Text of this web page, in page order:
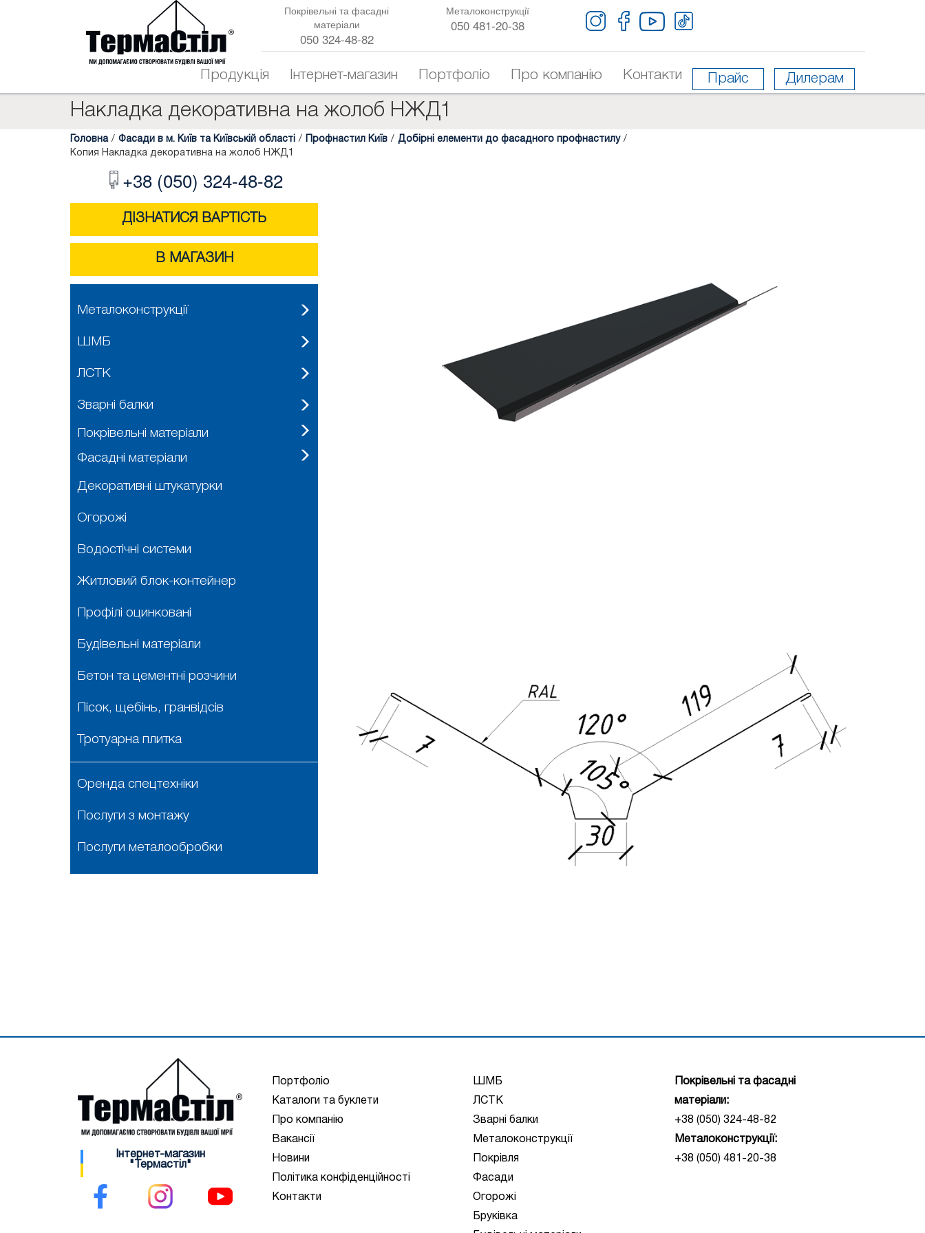
Покрівельні та фасадні
матеріали
050 324-48-82
Металоконструкції
050 481-20-38
Продукція Інтернет-магазин Портфоліо Про компанію Контакти Прайс Дилерам
Накладка декоративна на жолоб НЖД1
Головна / Фасади в м. Київ та Київській області / Профнастил Київ / Добірні елементи до фасадного профнастилу /
Копия Накладка декоративна на жолоб НЖД1
+38 (050) 324-48-82
ДІЗНАТИСЯ ВАРТІСТЬ
В МАГАЗИН
Металоконструкції
ШМБ
ЛСТК
Зварні балки
Покрівельні матеріали
Фасадні матеріали
Декоративні штукатурки
Огорожі
Водостічні системи
Житловий блок-контейнер
Профілі оцинковані
Будівельні матеріали
Бетон та цементні розчини
Пісок, щебінь, гранвідсів
Тротуарна плитка
Оренда спецтехніки
Послуги з монтажу
Послуги металообробки
Інтернет-магазин
"Термастіл"
Портфоліо
Каталоги та буклети
Про компанію
Вакансії
Новини
Політика конфіденційності
Контакти
ШМБ
ЛСТК
Зварні балки
Металоконструкції
Покрівля
Фасади
Огорожі
Бруківка
Покрівельні та фасадні
матеріали:
+38 (050) 324-48-82
Металоконструкції:
+38 (050) 481-20-38